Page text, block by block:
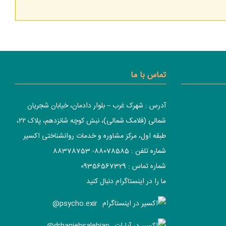
تماس با ما
آدرس : شهرک غرب – بلوار دادمان، خیابان شجریان
شمالی (فلامک شمالی)، نبش کوچه شانزدهم، پلاک ۲۲،
طبقه اول، مرکز مشاوره و خدمات روانشناختی اکسیر
شماره تلفن : 88078585- 88378753
شماره تماس : 09356567329
ما را در اینستاگرام دنبال کنید
psycho.exir@